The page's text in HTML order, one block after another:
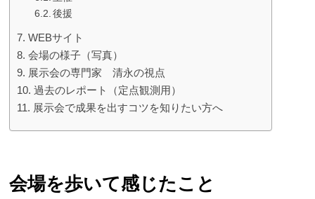
後援
WEBサイト
会場の様子（写真）
展示会の専門家 清永の視点
過去のレポート（定点観測用）
展示会で成果を出すコツを知りたい方へ
会場を歩いて感じたこと